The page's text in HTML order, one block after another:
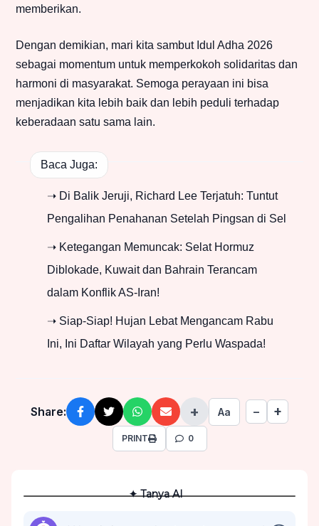
memberikan.
Dengan demikian, mari kita sambut Idul Adha 2026
sebagai momentum untuk memperkokoh solidaritas dan
harmoni di masyarakat. Semoga perayaan ini bisa
menjadikan kita lebih baik dan lebih peduli terhadap
keberadaan satu sama lain.
Baca Juga:
➝ Di Balik Jeruji, Richard Lee Terjatuh: Tuntut
Pengalihan Penahanan Setelah Pingsan di Sel
➝ Ketegangan Memuncak: Selat Hormuz
Diblokade, Kuwait dan Bahrain Terancam
dalam Konflik AS-Iran!
➝ Siap-Siap! Hujan Lebat Mengancam Rabu
Ini, Ini Daftar Wilayah yang Perlu Waspada!
Share: + Aa − +
PRINT 0
✦ Tanya AI